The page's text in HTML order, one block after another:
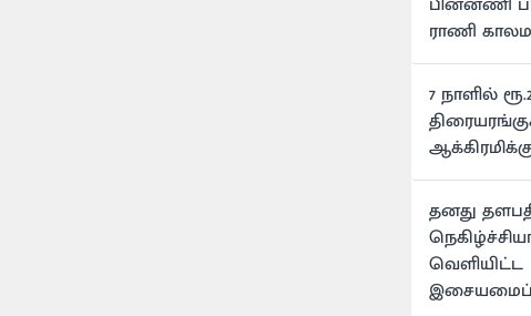
ராணி
7 நாளில்
தனது
வெளியிட்ட